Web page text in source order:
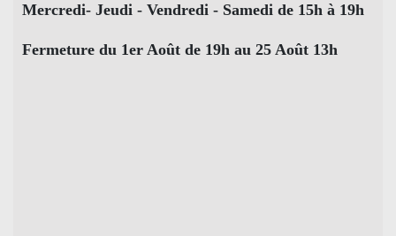
Mercredi- Jeudi - Vendredi - Samedi de 15h à 19h
Fermeture du 1er Août de 19h au 25 Août 13h